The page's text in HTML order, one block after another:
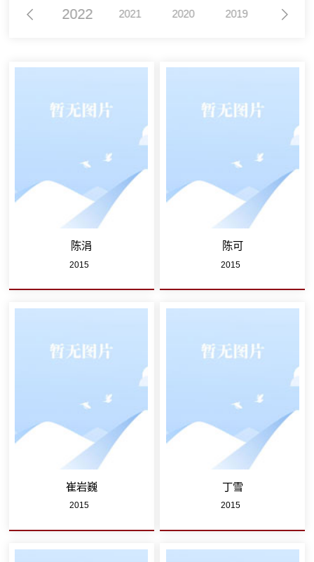
2023 2022 2021 2020 2019 2018
陈涓
2015
陈可
2015
崔岩巍
2015
丁雪
2015